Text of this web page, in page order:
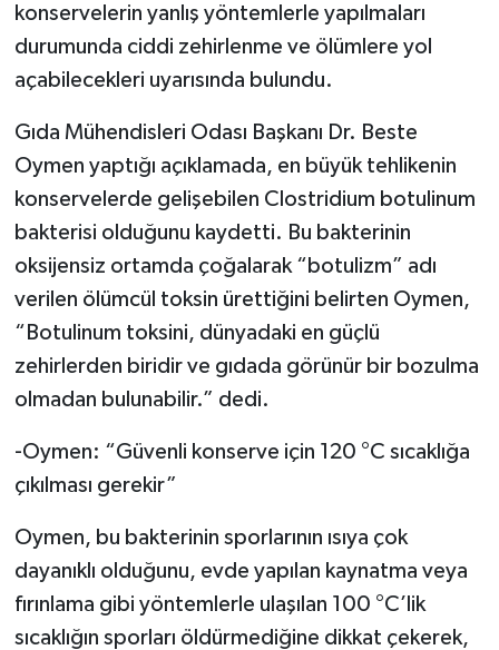
konservelerin yanlış yöntemlerle yapılmaları
durumunda ciddi zehirlenme ve ölümlere yol
açabilecekleri uyarısında bulundu.
Gıda Mühendisleri Odası Başkanı Dr. Beste
Oymen yaptığı açıklamada, en büyük tehlikenin
konservelerde gelişebilen Clostridium botulinum
bakterisi olduğunu kaydetti. Bu bakterinin
oksijensiz ortamda çoğalarak “botulizm” adı
verilen ölümcül toksin ürettiğini belirten Oymen,
“Botulinum toksini, dünyadaki en güçlü
zehirlerden biridir ve gıdada görünür bir bozulma
olmadan bulunabilir.” dedi.
-Oymen: “Güvenli konserve için 120 °C sıcaklığa
çıkılması gerekir”
Oymen, bu bakterinin sporlarının ısıya çok
dayanıklı olduğunu, evde yapılan kaynatma veya
fırınlama gibi yöntemlerle ulaşılan 100 °C’lik
sıcaklığın sporları öldürmediğine dikkat çekerek,